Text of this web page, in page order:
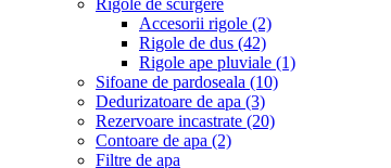
Rigole de scurgere
Accesorii rigole (2)
Rigole de dus (42)
Rigole ape pluviale (1)
Sifoane de pardoseala (10)
Dedurizatoare de apa (3)
Rezervoare incastrate (20)
Contoare de apa (2)
Filtre de apa